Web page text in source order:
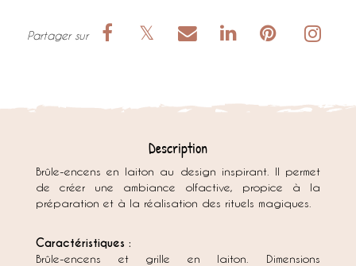
Description
Brûle-encens en laiton au design inspirant. Il permet
de créer une ambiance olfactive, propice à la
préparation et à la réalisation des rituels magiques.
Caractéristiques :
Brûle-encens et grille en laiton. Dimensions